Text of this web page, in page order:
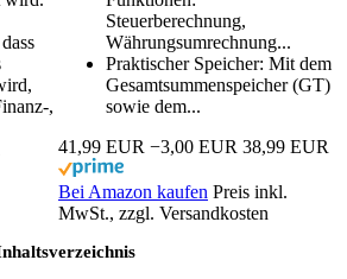
,
Steuerberechnung,
Währungsumrechnung...
Praktischer Speicher: Mit dem
Gesamtsummenspeicher (GT)
sowie dem...
41,99 EUR −3,00 EUR 38,99 EUR
Bei Amazon kaufen Preis inkl.
MwSt., zzgl. Versandkosten